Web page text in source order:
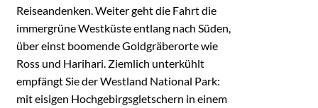
Reiseandenken. Weiter geht die Fahrt die
immergrüne Westküste entlang nach Süden,
über einst boomende Goldgräberorte wie
Ross und Harihari. Ziemlich unterkühlt
empfängt Sie der Westland National Park:
mit eisigen Hochgebirgsgletschern in einem